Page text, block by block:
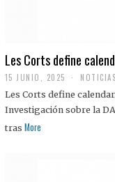
Les Corts define
15 JUNIO, 2025 NOTICIAS
Les Corts define
Investigación sobre la
tras More